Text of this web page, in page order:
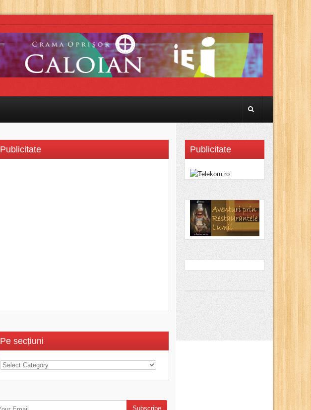
Publicitate
Pe secțiuni
Publicitate